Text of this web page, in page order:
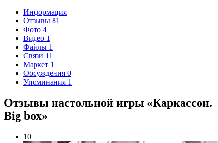
Информация
Отзывы 81
Фото 4
Видео 1
Файлы 1
Связи 11
Маркет 1
Обсуждения 0
Упоминания 1
Отзывы настольной игры «Каркассон.
Big box»
10